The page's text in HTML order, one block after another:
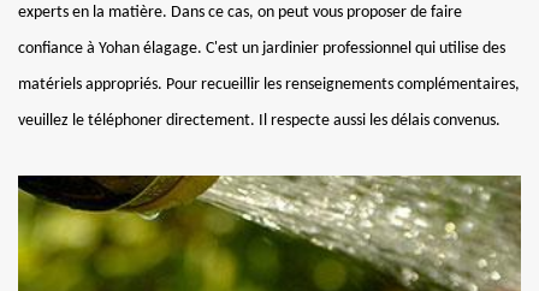
experts en la matière. Dans ce cas, on peut vous proposer de faire
confiance à Yohan élagage. C'est un jardinier professionnel qui utilise des
matériels appropriés. Pour recueillir les renseignements complémentaires,
veuillez le téléphoner directement. Il respecte aussi les délais convenus.